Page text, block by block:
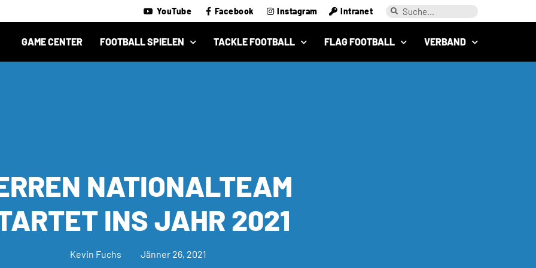
YouTube Facebook Instagram Intranet
GAME CENTER FOOTBALL SPIELEN TACKLE FOOTBALL FLAG FOOTBALL VERBAND
NATIONALTEAM
INS JAHR 2021
Kevin Fuchs Jänner 26, 2021